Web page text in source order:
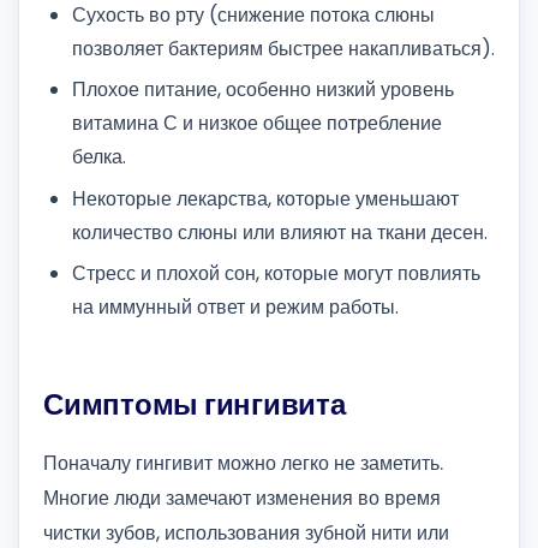
Сухость во рту (снижение потока слюны
позволяет бактериям быстрее накапливаться).
Плохое питание, особенно низкий уровень
витамина С и низкое общее потребление
белка.
Некоторые лекарства, которые уменьшают
количество слюны или влияют на ткани десен.
Стресс и плохой сон, которые могут повлиять
на иммунный ответ и режим работы.
Симптомы гингивита
Поначалу гингивит можно легко не заметить.
Многие люди замечают изменения во время
чистки зубов, использования зубной нити или